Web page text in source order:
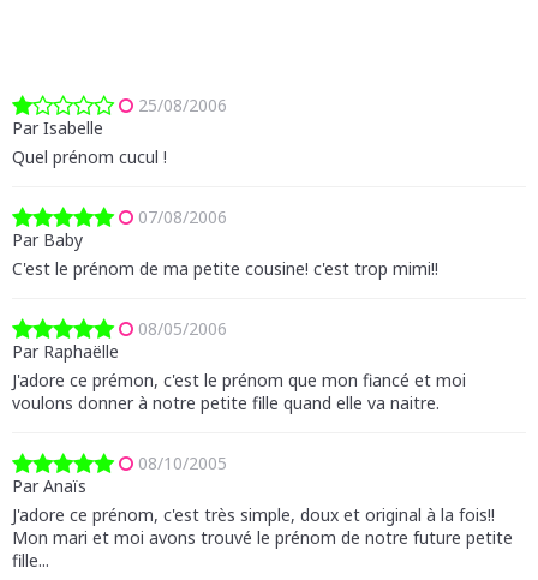
25/08/2006
Par Isabelle
Quel prénom cucul !
07/08/2006
Par Baby
C'est le prénom de ma petite cousine! c'est trop mimi!!
08/05/2006
Par Raphaëlle
J'adore ce prémon, c'est le prénom que mon fiancé et moi
voulons donner à notre petite fille quand elle va naitre.
08/10/2005
Par Anaïs
J'adore ce prénom, c'est très simple, doux et original à la fois!!
Mon mari et moi avons trouvé le prénom de notre future petite
fille...